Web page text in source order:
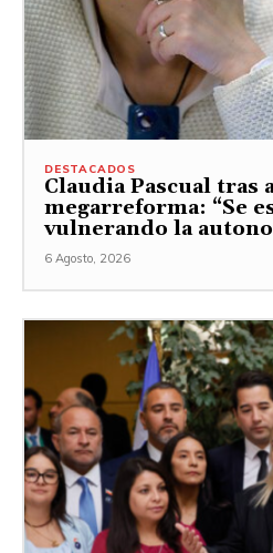
DESTACADOS
Claudia Pascual tras
megarreforma: “Se
vulnerando la
6 Agosto, 2026